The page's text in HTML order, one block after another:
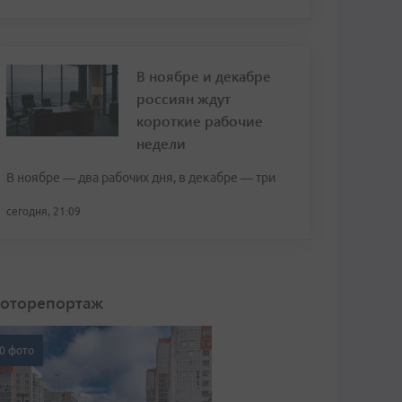
В ноябре и декабре
россиян ждут
короткие рабочие
недели
В ноябре — два рабочих дня, в декабре — три
сегодня, 21:09
фото